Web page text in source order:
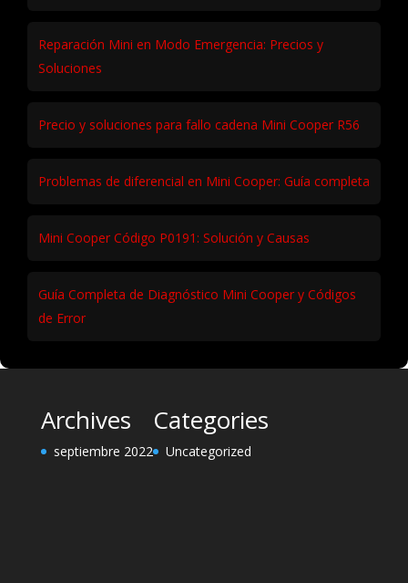
Reparación Mini en Modo Emergencia: Precios y
Soluciones
Precio y soluciones para fallo cadena Mini Cooper R56
Problemas de diferencial en Mini Cooper: Guía completa
Mini Cooper Código P0191: Solución y Causas
Guía Completa de Diagnóstico Mini Cooper y Códigos
de Error
Archives
septiembre 2022
Categories
Uncategorized